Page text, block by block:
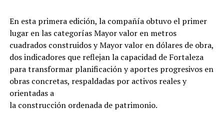
En esta primera edición, la compañía obtuvo el primer
lugar en las categorías Mayor valor en metros
cuadrados construidos y Mayor valor en dólares de obra,
dos indicadores que reflejan la capacidad de Fortaleza
para transformar planificación y aportes progresivos en
obras concretas, respaldadas por activos reales y
orientadas a
la construcción ordenada de patrimonio.